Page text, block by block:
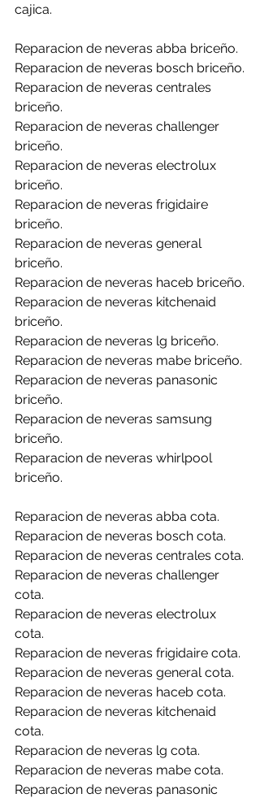
cajica.
Reparacion de neveras abba briceño.
Reparacion de neveras bosch briceño.
Reparacion de neveras centrales
briceño.
Reparacion de neveras challenger
briceño.
Reparacion de neveras electrolux
briceño.
Reparacion de neveras frigidaire
briceño.
Reparacion de neveras general
briceño.
Reparacion de neveras haceb briceño.
Reparacion de neveras kitchenaid
briceño.
Reparacion de neveras lg briceño.
Reparacion de neveras mabe briceño.
Reparacion de neveras panasonic
briceño.
Reparacion de neveras samsung
briceño.
Reparacion de neveras whirlpool
briceño.
Reparacion de neveras abba cota.
Reparacion de neveras bosch cota.
Reparacion de neveras centrales cota.
Reparacion de neveras challenger
cota.
Reparacion de neveras electrolux
cota.
Reparacion de neveras frigidaire cota.
Reparacion de neveras general cota.
Reparacion de neveras haceb cota.
Reparacion de neveras kitchenaid
cota.
Reparacion de neveras lg cota.
Reparacion de neveras mabe cota.
Reparacion de neveras panasonic